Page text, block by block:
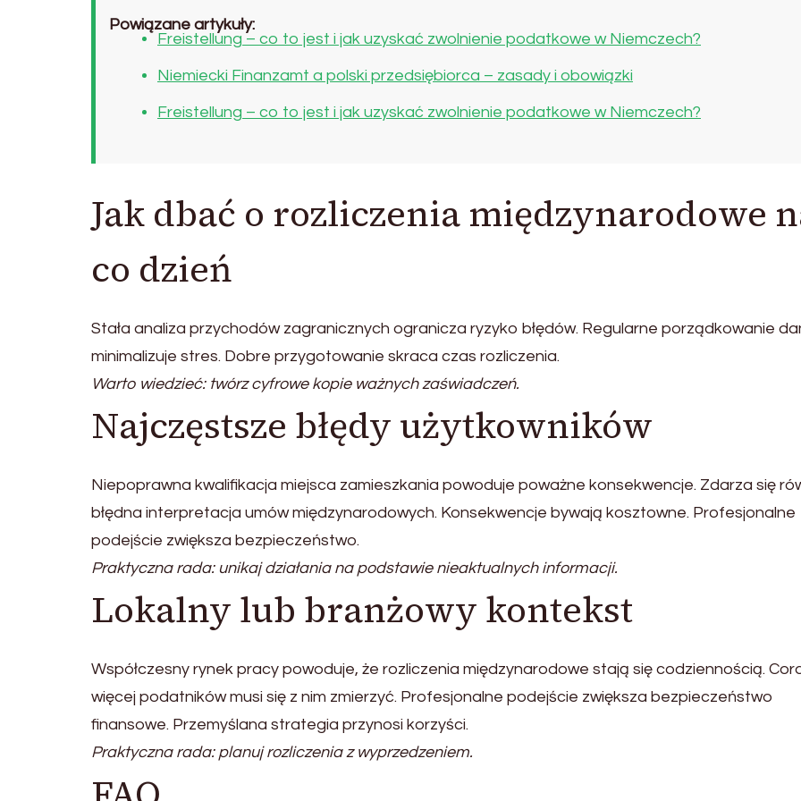
Powiązane artykuły:
Freistellung – co to jest i jak uzyskać zwolnienie podatkowe w Niemczech?
Niemiecki Finanzamt a polski przedsiębiorca – zasady i obowiązki
Freistellung – co to jest i jak uzyskać zwolnienie podatkowe w Niemczech?
Jak dbać o rozliczenia międzynarodowe
co dzień
Stała analiza przychodów zagranicznych ogranicza ryzyko błędów. Regularne porządkowanie
minimalizuje stres. Dobre przygotowanie skraca czas rozliczenia.
Warto wiedzieć: twórz cyfrowe kopie ważnych zaświadczeń.
Najczęstsze błędy użytkowników
Niepoprawna kwalifikacja miejsca zamieszkania powoduje poważne konsekwencje. Zdarza się
błędna interpretacja umów międzynarodowych. Konsekwencje bywają kosztowne. Profesjonalne
podejście zwiększa bezpieczeństwo.
Praktyczna rada: unikaj działania na podstawie nieaktualnych informacji.
Lokalny lub branżowy kontekst
Współczesny rynek pracy powoduje, że rozliczenia międzynarodowe stają się codziennością.
więcej podatników musi się z nim zmierzyć. Profesjonalne podejście zwiększa bezpieczeństwo
finansowe. Przemyślana strategia przynosi korzyści.
Praktyczna rada: planuj rozliczenia z wyprzedzeniem.